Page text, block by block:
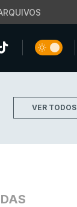
VER TODOS